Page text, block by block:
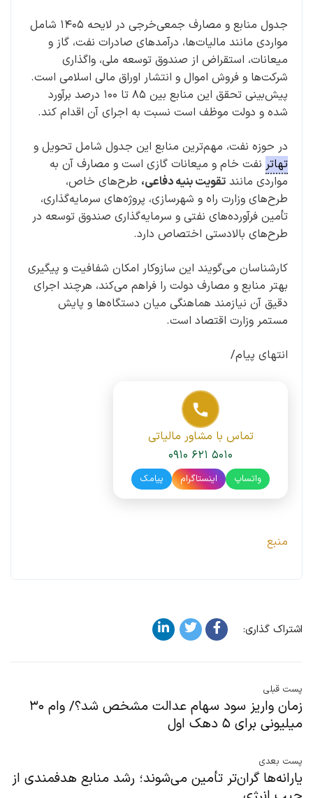
جدول منابع و مصارف جمعی‌خرجی در لایحه ۱۴۰۵ شامل
مواردی مانند مالیات‌ها، درآمدهای صادرات نفت، گاز و
میعانات، استقراض از صندوق توسعه ملی، واگذاری
شرکت‌ها و فروش اموال و انتشار اوراق مالی اسلامی است.
پیش‌بینی تحقق این منابع بین ۸۵ تا ۱۰۰ درصد برآورد
شده و دولت موظف است نسبت به اجرای آن اقدام کند.
در حوزه نفت، مهم‌ترین منابع این جدول شامل تحویل و
تهاتر نفت خام و میعانات گازی است و مصارف آن به
مواردی مانند تقویت بنیه دفاعی، طرح‌های خاص،
طرح‌های وزارت راه و شهرسازی، پروژه‌های سرمایه‌گذاری،
تأمین فرآورده‌های نفتی و سرمایه‌گذاری صندوق توسعه در
طرح‌های بالادستی اختصاص دارد.
کارشناسان می‌گویند این سازوکار امکان شفافیت و پیگیری
بهتر منابع و مصارف دولت را فراهم می‌کند، هرچند اجرای
دقیق آن نیازمند هماهنگی میان دستگاه‌ها و پایش
مستمر وزارت اقتصاد است.
انتهای پیام/
تماس با مشاور مالیاتی
۰۹۱۰ ۶۲۱ ۵۰۱۰
واتساپ اینستاگرام پیامک
منبع
اشتراک گذاری:
پست قبلی
زمان واریز سود سهام عدالت مشخص شد؟/ وام ۳۰
میلیونی برای ۵ دهک اول
پست بعدی
یارانه‌ها گران‌تر تأمین می‌شوند؛ رشد منابع هدفمندی از